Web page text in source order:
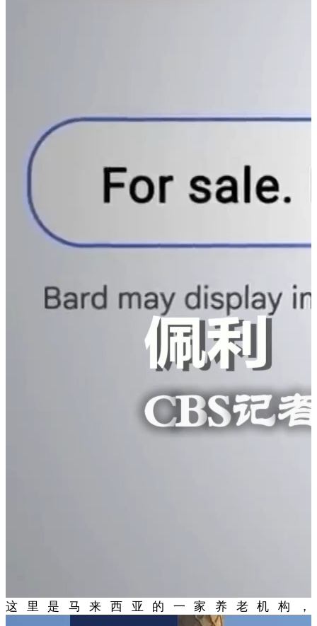
这里是马来西亚的一家养老机构，